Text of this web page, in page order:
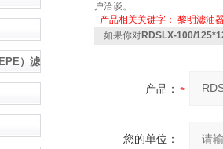
）滤
户洽谈。
产品相关关键字： 黎明滤油
如果你对RDSLX-100/
产品：
您的单位：